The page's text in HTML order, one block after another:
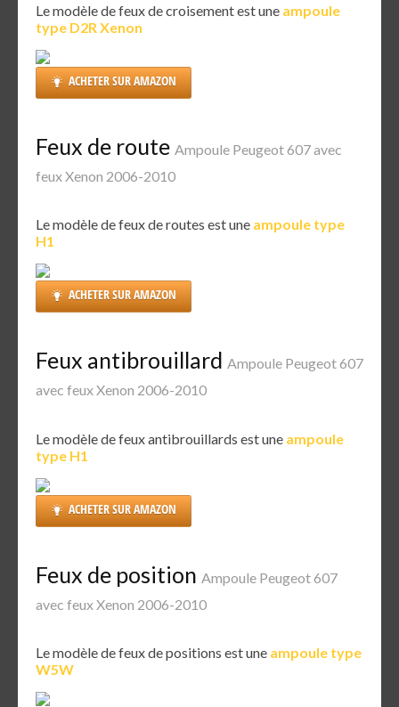
Le modèle de feux de croisement est une ampoule
type D2R Xenon
ACHETER SUR AMAZON
Feux de route Ampoule Peugeot 607 avec
feux Xenon 2006-2010
Le modèle de feux de routes est une ampoule type
H1
ACHETER SUR AMAZON
Feux antibrouillard Ampoule Peugeot 607
avec feux Xenon 2006-2010
Le modèle de feux antibrouillards est une ampoule
type H1
ACHETER SUR AMAZON
Feux de position Ampoule Peugeot 607
avec feux Xenon 2006-2010
Le modèle de feux de positions est une ampoule type
W5W